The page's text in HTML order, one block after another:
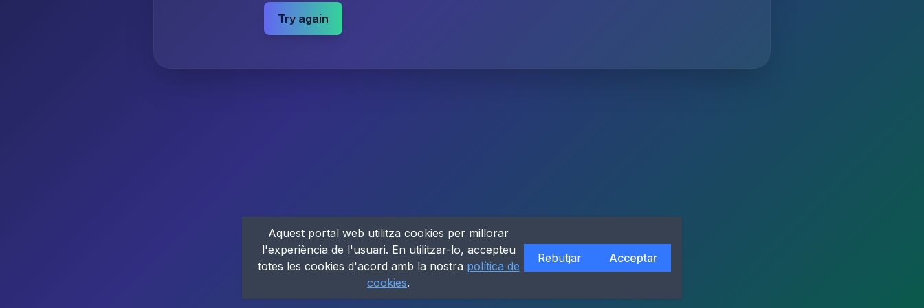
Try again
Aquest portal web utilitza cookies per millorar
l'experiència de l'usuari. En utilitzar-lo, accepteu
totes les cookies d'acord amb la nostra política de
cookies.
Rebutjar Acceptar